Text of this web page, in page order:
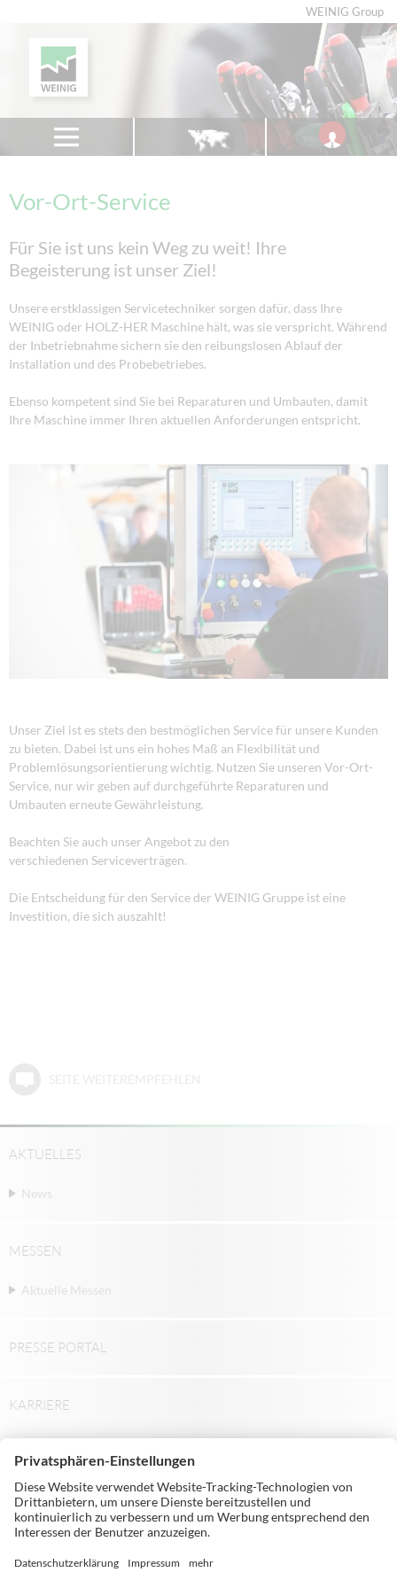
WEINIG Group
Vor-Ort-Service
Für Sie ist uns kein Weg zu weit! Ihre
Begeisterung ist unser Ziel!
Unsere erstklassigen Servicetechniker sorgen dafür, dass Ihre
WEINIG oder HOLZ-HER Maschine hält, was sie verspricht. Während
der Inbetriebnahme sichern sie den reibungslosen Ablauf der
Installation und des Probebetriebes.
Ebenso kompetent sind Sie bei Reparaturen und Umbauten, damit
Ihre Maschine immer Ihren aktuellen Anforderungen entspricht.
Unser Ziel ist es stets den bestmöglichen Service für unsere Kunden
zu bieten. Dabei ist uns ein hohes Maß an Flexibilität und
Problemlösungsorientierung wichtig. Nutzen Sie unseren Vor-Ort-
Service, nur wir geben auf durchgeführte Reparaturen und
Umbauten erneute Gewährleistung.
Beachten Sie auch unser Angebot zu den
verschiedenen Serviceverträgen.
Die Entscheidung für den Service der WEINIG Gruppe ist eine
Investition, die sich auszahlt!
AKTUELLES
News
MESSEN
Aktuelle Messen
PRESSE PORTAL
KARRIERE